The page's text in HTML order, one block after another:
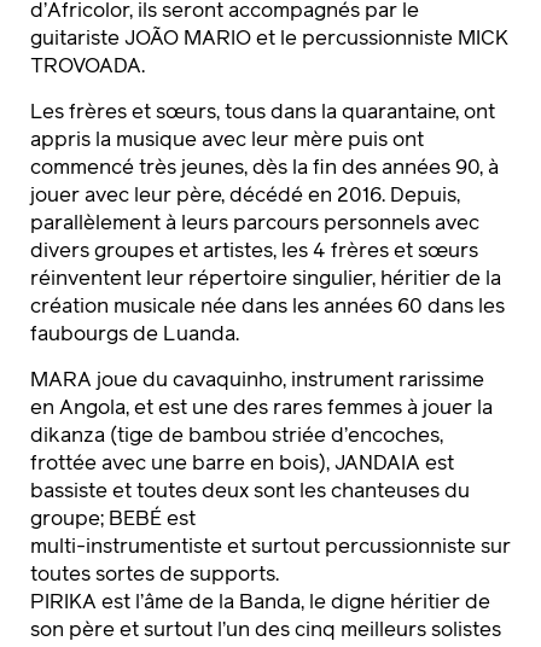
d’Africolor, ils seront accompagnés par le
guitariste JOÃO MARIO et le percussionniste MICK
TROVOADA.
Les frères et sœurs, tous dans la quarantaine, ont
appris la musique avec leur mère puis ont
commencé très jeunes, dès la fin des années 90, à
jouer avec leur père, décédé en 2016. Depuis,
parallèlement à leurs parcours personnels avec
divers groupes et artistes, les 4 frères et sœurs
réinventent leur répertoire singulier, héritier de la
création musicale née dans les années 60 dans les
faubourgs de Luanda.
MARA joue du cavaquinho, instrument rarissime
en Angola, et est une des rares femmes à jouer la
dikanza (tige de bambou striée d’encoches,
frottée avec une barre en bois), JANDAIA est
bassiste et toutes deux sont les chanteuses du
groupe; BEBÉ est
multi-instrumentiste et surtout percussionniste sur
toutes sortes de supports.
PIRIKA est l’âme de la Banda, le digne héritier de
son père et surtout l’un des cinq meilleurs solistes